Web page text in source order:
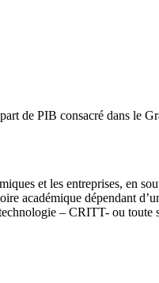
de PIB consacré dans le
et les entreprises, en
académique dépendant
– CRITT- ou toute